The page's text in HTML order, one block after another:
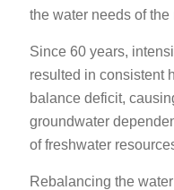
the water needs of
Since 60 years,
resulted in consistent
balance deficit,
groundwater
of freshwater
Rebalancing the